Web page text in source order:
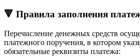
🔻 Правила заполнения
Перечисление денежных средств
платежного поручения, в котором
обязательные реквизиты платежа: